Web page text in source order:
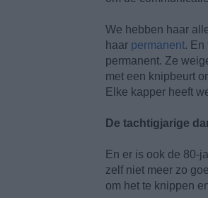
We hebben haar
haar permanent. En
permanent. Ze
met een knipbeurt
Elke kapper heeft
De tachtigjarige
En er is ook de 80-
zelf niet meer zo
om het te knippen